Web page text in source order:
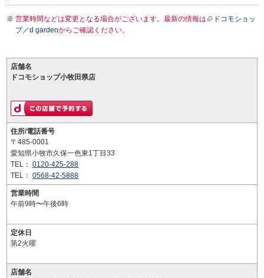
営業時間などは変更となる場合がございます。最新の情報は
ドコモショッ
プ／d gardenからご確認ください。
店舗名
ドコモショップ小牧田県店
住所/電話番号
〒485-0001
愛知県小牧市久保一色東1丁目33
TEL： 0120-425-288
TEL： 0568-42-5888
営業時間
午前9時〜午後6時
定休日
第2火曜
店舗名